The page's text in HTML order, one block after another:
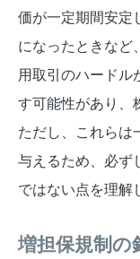
価が一定期間安定
になったときなど
用取引のハードル
す可能性があり、
ただし、これらは
与えるため、必ず
ではない点を理解
増担保規制の